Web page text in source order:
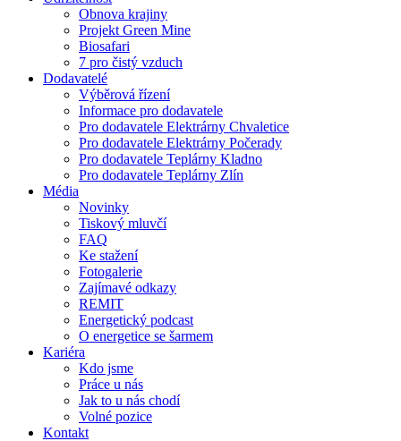
Obnova krajiny
Projekt Green Mine
Biosafari
7 pro čistý vzduch
Dodavatelé
Výběrová řízení
Informace pro dodavatele
Pro dodavatele Elektrárny Chvaletice
Pro dodavatele Elektrárny Počerady
Pro dodavatele Teplárny Kladno
Pro dodavatele Teplárny Zlín
Média
Novinky
Tiskový mluvčí
FAQ
Ke stažení
Fotogalerie
Zajímavé odkazy
REMIT
Energetický podcast
O energetice se šarmem
Kariéra
Kdo jsme
Práce u nás
Jak to u nás chodí
Volné pozice
Kontakt